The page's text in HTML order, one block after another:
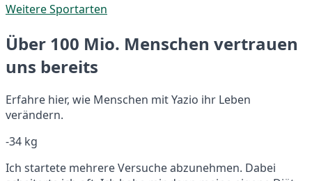
Weitere Sportarten
Über 100 Mio. Menschen vertrauen
uns bereits
Erfahre hier, wie Menschen mit Yazio ihr Leben
verändern.
-34 kg
Ich startete mehrere Versuche abzunehmen. Dabei